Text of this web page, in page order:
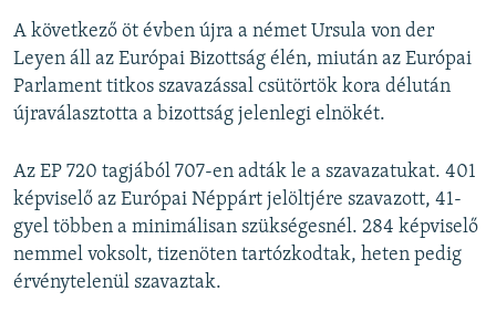
A következő öt évben újra a német Ursula von der
Leyen áll az Európai Bizottság élén, miután az Európai
Parlament titkos szavazással csütörtök kora délután
újraválasztotta a bizottság jelenlegi elnökét.
Az EP 720 tagjából 707-en adták le a szavazatukat. 401
képviselő az Európai Néppárt jelöltjére szavazott, 41-
gyel többen a minimálisan szükségesnél. 284 képviselő
nemmel voksolt, tizenöten tartózkodtak, heten pedig
érvénytelenül szavaztak.